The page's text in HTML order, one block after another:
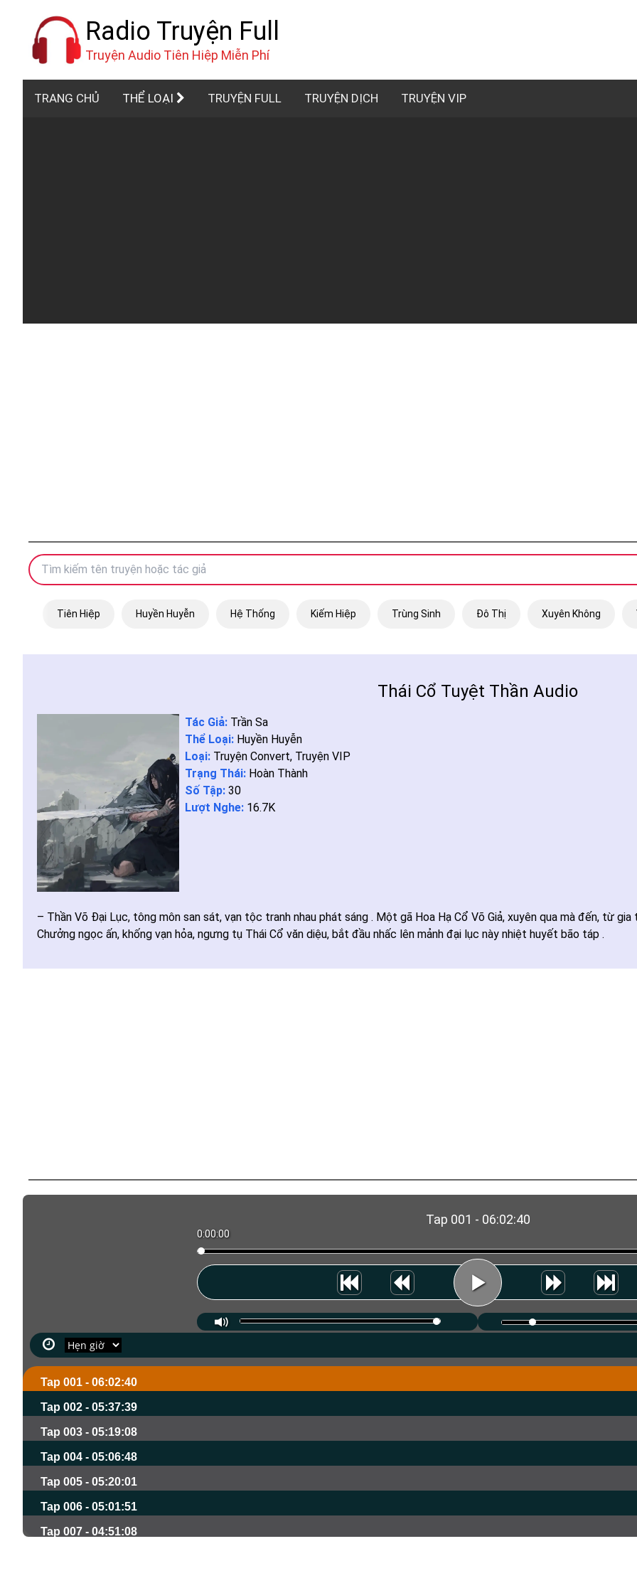
Radio Truyện Full
Truyện Audio Tiên Hiệp Miễn Phí
TRANG CHỦ THỂ LOẠI TRUYỆN FULL TRUYỆN DỊCH TRUYỆN VIP
Tiên Hiệp Huyền Huyễn Hệ Thống Kiếm Hiệp Trùng Sinh Đô Thị Xuyên Không
Thái Cổ Tuyệt Thần Audio
Tác Giả: Trần Sa
Thể Loại: Huyền Huyễn
Loại: Truyện Convert, Truyện VIP
Trạng Thái: Hoàn Thành
Số Tập: 30
Lượt Nghe: 16.7K
– Thần Võ Đại Lục, tông môn san sát, vạn tộc tranh nhau phát sáng . Một gã Hoa Hạ Cổ Võ Giả, xuyên qua mà đến, từ
Chưởng ngọc ấn, khống vạn hỏa, ngưng tụ Thái Cổ văn diệu, bắt đầu nhấc lên mảnh đại lục này nhiệt huyết bão táp .
Tap 001 - 06:02:40
0:00:00
Tap 001 - 06:02:40
Tap 002 - 05:37:39
Tap 003 - 05:19:08
Tap 004 - 05:06:48
Tap 005 - 05:20:01
Tap 006 - 05:01:51
Tap 007 - 04:51:08